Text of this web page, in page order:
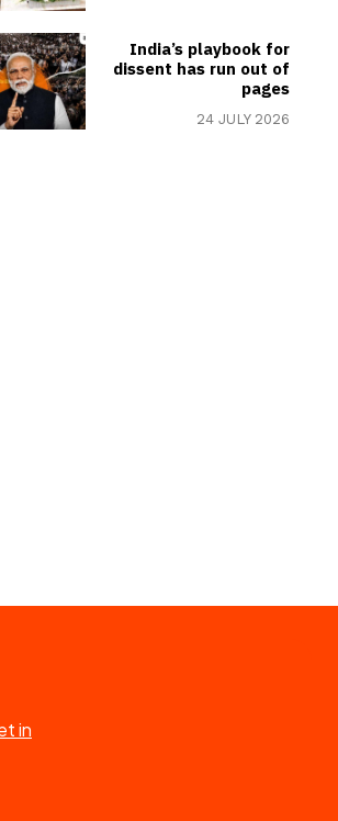
India’s playbook for
dissent has run out of
pages
24 JULY 2026
in